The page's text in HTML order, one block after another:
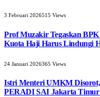
3 Februari 2026515 Views
Prof Muzakir Tegaskan
Kuota Haji Harus Lindungi
24 Januari 2026365 Views
Istri Menteri UMKM
PERADI SAI Jakarta Timur